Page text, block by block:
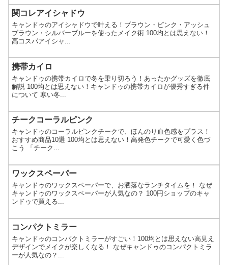
関コレアイシャドウ
キャンドゥのアイシャドウで叶える！ブラウン・ピンク・アッシュ
ブラウン・シルバーブルーを使ったメイク術 100均とは思えない！
高コスパアイシャ...
携帯カイロ
キャンドゥの携帯カイロで冬を乗り切ろう！あったかグッズを徹底
解説 100均とは思えない！キャンドゥの携帯カイロが優秀すぎる件
について 寒い冬...
チークコーラルピンク
キャンドゥのコーラルピンクチークで、ほんのり血色感をプラス！
おすすめ商品10選 100均とは思えない！高発色チークで可愛く色づ
こう 「チーク...
ワックスペーパー
キャンドゥのワックスペーパーで、お洒落なランチタイムを！ なぜ
キャンドゥのワックスペーパーが人気なの？ 100円ショップのキャ
ンドゥで買える...
コンパクトミラー
キャンドゥのコンパクトミラーがすごい！100均とは思えない高見え
デザインでメイクが楽しくなる！ なぜキャンドゥのコンパクトミラ
ーが人気なの？...